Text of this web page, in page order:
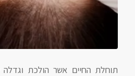
תוחלת החיים אשר הולכת